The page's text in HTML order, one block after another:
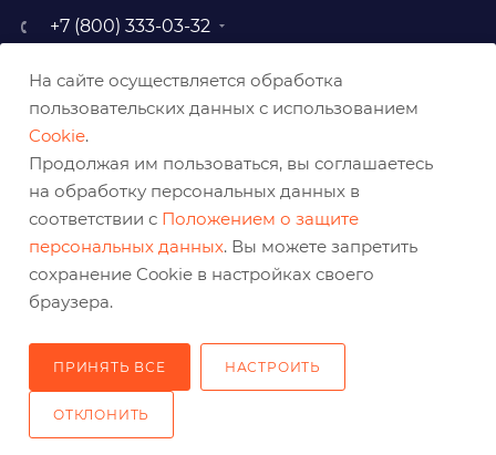
+7 (800) 333-03-32
baz@belabraziv.ru
308009, Россия, г. Белгород,
На сайте осуществляется обработка
пользовательских данных с использованием
Cookie.
Продолжая им пользоваться, вы соглашаетесь
на обработку персональных данных в
соответствии с Положением о защите
персональных данных. Вы можете запретить
сохранение Cookie в настройках своего
браузера.
ПРИНЯТЬ ВСЕ НАСТРОИТЬ
ОТКЛОНИТЬ